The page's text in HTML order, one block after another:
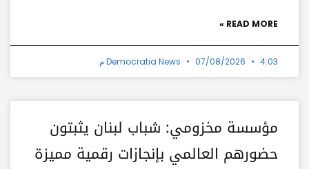
READ MORE »
Democratia News 07/08/2026 4:03 م
مؤسسة مخزومي: شباب لبنان يثبتون
حضورهم العالمي بإنجازات رقمية مميزة